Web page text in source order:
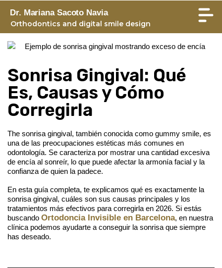
Orthodontics and digital smile design
Dr. Mariana Sacoto Navia
Sonrisa Gingival: Qué
Es, Causas y Cómo
Corregirla
The sonrisa gingival, también conocida como gummy smile, es
una de las preocupaciones estéticas más comunes en
odontología. Se caracteriza por mostrar una cantidad excesiva
de encía al sonreír, lo que puede afectar la armonía facial y la
confianza de quien la padece.
En esta guía completa, te explicamos qué es exactamente la
sonrisa gingival, cuáles son sus causas principales y los
tratamientos más efectivos para corregirla en 2026. Si estás
buscando Ortodoncia Invisible en Barcelona, en nuestra
clínica podemos ayudarte a conseguir la sonrisa que siempre
has deseado.